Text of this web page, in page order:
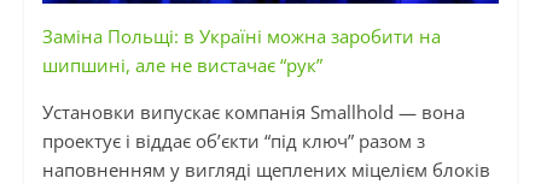
Заміна Польщі: в Україні можна заробити на
шипшині, але не вистачає “рук”
Установки випускає компанія Smallhold — вона
проектує і віддає об’єкти “під ключ” разом з
наповненням у вигляді щеплених міцелієм блоків